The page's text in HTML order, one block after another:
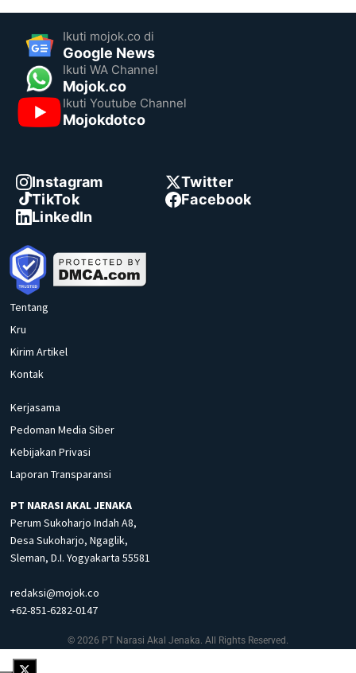
Ikuti mojok.co di
Google News
Ikuti WA Channel
Mojok.co
Ikuti Youtube Channel
Mojokdotco
Instagram
Twitter
TikTok
Facebook
LinkedIn
Tentang
Kru
Kirim Artikel
Kontak
Kerjasama
Pedoman Media Siber
Kebijakan Privasi
Laporan Transparansi
PT NARASI AKAL JENAKA
Perum Sukoharjo Indah A8,
Desa Sukoharjo, Ngaglik,
Sleman, D.I. Yogyakarta 55581
redaksi@mojok.co
+62-851-6282-0147
© 2026 PT Narasi Akal Jenaka. All Rights Reserved.